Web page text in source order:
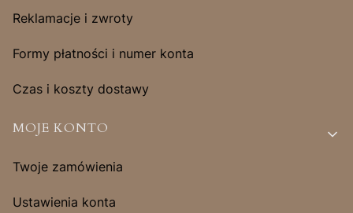
Reklamacje i zwroty
Formy płatności i numer konta
Czas i koszty dostawy
MOJE KONTO
Twoje zamówienia
Ustawienia konta